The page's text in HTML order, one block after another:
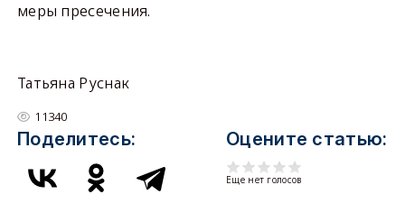
меры пресечения.
Татьяна Руснак
11340
Поделитесь: Оцените статью:
Еще нет голосов